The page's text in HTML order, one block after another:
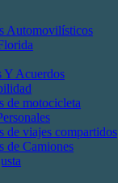
Automovilísticos
Y Acuerdos
de motocicleta
de viajes compartidos
de Camiones